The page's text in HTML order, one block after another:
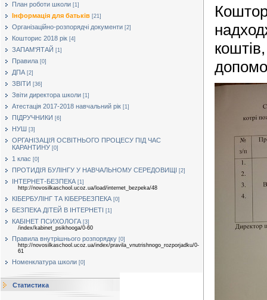
План роботи школи [1]
Інформація для батьків [21]
Організаційно-розпорядчі документи [2]
Кошторис 2018 рік [4]
ЗАПАМ'ЯТАЙ [1]
Правила [0]
ДПА [2]
ЗВІТИ [36]
Звіти директора школи [1]
Атестація 2017-2018 навчальний рік [1]
ПІДРУЧНИКИ [6]
НУШ [3]
ОРГАНІЗАЦІЯ ОСВІТНЬОГО ПРОЦЕСУ ПІД ЧАС
КАРАНТИНУ [0]
1 клас [0]
ПРОТИДІЯ БУЛІНГУ У НАВЧАЛЬНОМУ СЕРЕДОВИЩІ [2]
ІНТЕРНЕТ-БЕЗПЕКА [1]
http://novosilkaschool.ucoz.ua/load/internet_bezpeka/48
КІБЕРБУЛІНГ ТА КІБЕРБЕЗПЕКА [0]
БЕЗПЕКА ДІТЕЙ В ІНТЕРНЕТІ [1]
КАБІНЕТ ПСИХОЛОГА [3]
/index/kabinet_psikhooga/0-60
Правила внутрішнього розпорядку [0]
http://novosilkaschool.ucoz.ua/index/pravila_vnutrishnogo_rozporjadku/0-
61
Номенклатура школи [0]
Статистика